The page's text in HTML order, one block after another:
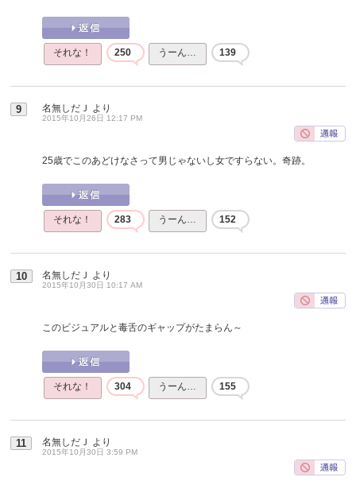
それな！ 250 うーん… 139
9 名無しだＪ より
2015年10月26日 12:17 PM
25歳でこのあどけなさって男じゃないし女ですらない。奇跡。
それな！ 283 うーん… 152
10 名無しだＪ より
2015年10月30日 10:17 AM
このビジュアルと毒舌のギャップがたまらん～
それな！ 304 うーん… 155
11 名無しだＪ より
2015年10月30日 3:59 PM